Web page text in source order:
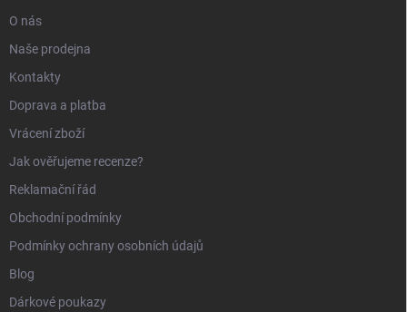
O nás
Naše prodejna
Kontakty
Doprava a platba
Vrácení zboží
Jak ověřujeme recenze?
Reklamační řád
Obchodní podmínky
Podmínky ochrany osobních údajů
Blog
Dárkové poukazy